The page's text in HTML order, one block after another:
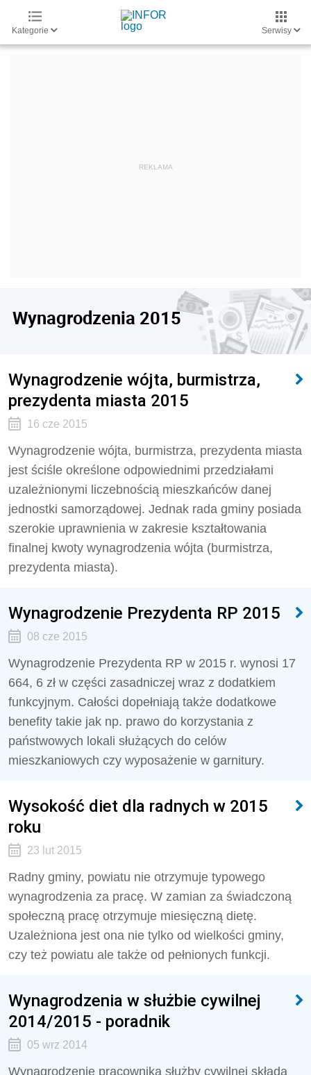
Kategorie Serwisy
Wynagrodzenia 2015
Wynagrodzenie wójta, burmistrza,
prezydenta miasta 2015
16 cze 2015
Wynagrodzenie wójta, burmistrza, prezydenta miasta
jest ściśle określone odpowiednimi przedziałami
uzależnionymi liczebnością mieszkańców danej
jednostki samorządowej. Jednak rada gminy posiada
szerokie uprawnienia w zakresie kształtowania
finalnej kwoty wynagrodzenia wójta (burmistrza,
prezydenta miasta).
Wynagrodzenie Prezydenta RP 2015
08 cze 2015
Wynagrodzenie Prezydenta RP w 2015 r. wynosi 17
664, 6 zł w części zasadniczej wraz z dodatkiem
funkcyjnym. Całości dopełniają także dodatkowe
benefity takie jak np. prawo do korzystania z
państwowych lokali służących do celów
mieszkaniowych czy wyposażenie w garnitury.
Wysokość diet dla radnych w 2015
roku
23 lut 2015
Radny gminy, powiatu nie otrzymuje typowego
wynagrodzenia za pracę. W zamian za świadczoną
społeczną pracę otrzymuje miesięczną dietę.
Uzależniona jest ona nie tylko od wielkości gminy,
czy też powiatu ale także od pełnionych funkcji.
Wynagrodzenia w służbie cywilnej
2014/2015 - poradnik
05 wrz 2014
Wynagrodzenie pracownika służby cywilnej składa